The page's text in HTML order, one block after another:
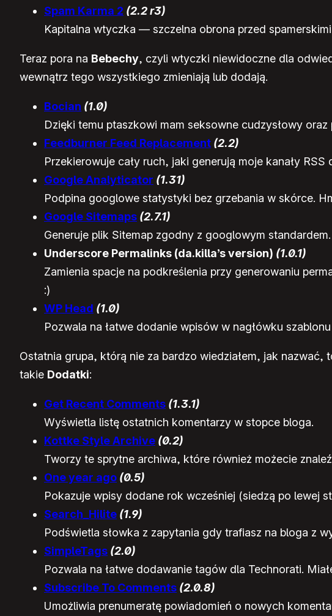
Spam Karma 2 (2.2 r3)
Kapitalna wtyczka — szczelna obrona przed
Teraz pora na Bebechy, czyli wtyczki niewidoczne dla
wewnątrz tego wszystkiego zmieniają lub dodają.
Bocian (1.0)
Dzięki temu ptaszkowi mam seksowne cudzysłowy
Feedburner Feed Replacement (2.2)
Przekierowuje cały ruch, jaki generują moje kanały RSS
Google Analyticator (1.31)
Podpina googlowe statystyki bez grzebania w skórce.
Google Sitemaps (2.7.1)
Generuje plik Sitemap zgodny z googlowym standardem.
Underscore Permalinks (da.killa’s version) (1.0.1)
Zamienia spacje na podkreślenia przy generowaniu
:)
WP Head (1.0)
Pozwala na łatwe dodanie wpisów w nagłówku
Ostatnia grupa, którą nie za bardzo wiedziałem, jak
takie Dodatki:
Get Recent Comments (1.3.1)
Wyświetla listę ostatnich komentarzy w stopce bloga.
Kottke Style Archive (0.2)
Tworzy te sprytne archiwa, które również możecie
One year ago (0.5)
Pokazuje wpisy dodane rok wcześniej (siedzą po lewej
Search_Hilite (1.9)
Podświetla słowka z zapytania gdy trafiasz na bloga z
SimpleTags (2.0)
Pozwala na łatwe dodawanie tagów dla Technorati.
Subscribe To Comments (2.0.8)
Umożliwia prenumeratę powiadomień o nowych